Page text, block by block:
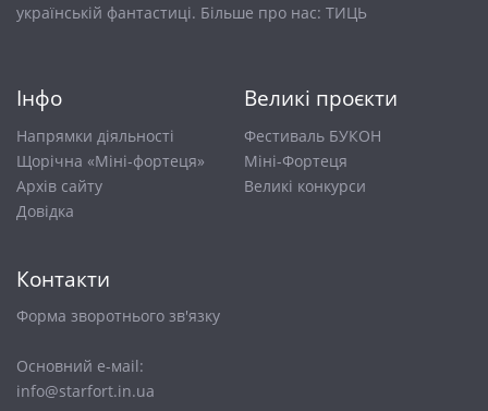
українській фантастиці. Більше про нас: ТИЦЬ
Інфо
Напрямки діяльності
Щорічна «Міні-фортеця»
Архів сайту
Довiдка
Великі проєкти
Фестиваль БУКОН
Міні-Фортеця
Великі конкурси
Контакти
Форма зворотнього зв'язку
Основний е-маіl:
info@starfort.in.ua